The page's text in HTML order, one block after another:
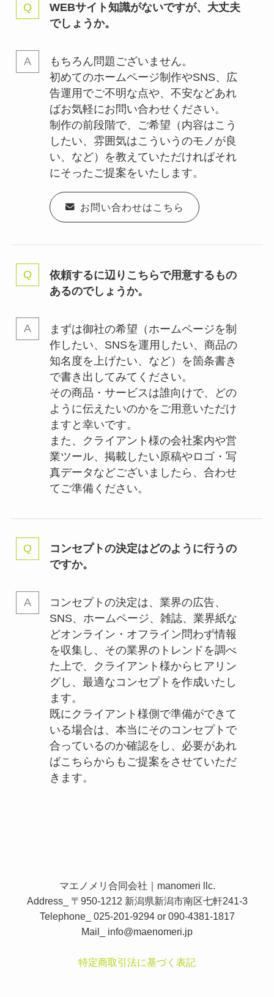
WEBサイト知識がないですが、大丈夫
でしょうか。
もちろん問題ございません。
初めてのホームページ制作やSNS、広
告運用でご不明な点や、不安などあれ
ばお気軽にお問い合わせください。
制作の前段階で、ご希望（内容はこう
したい、雰囲気はこういうのモノが良
い、など）を教えていただければそれ
にそったご提案をいたします。
お問い合わせはこちら
依頼するに辺りこちらで用意するもの
あるのでしょうか。
まずは御社の希望（ホームページを制
作したい、SNSを運用したい、商品の
知名度を上げたい、など）を箇条書き
で書き出してみてください。
その商品・サービスは誰向けで、どの
ように伝えたいのかをご用意いただけ
ますと幸いです。
また、クライアント様の会社案内や営
業ツール、掲載したい原稿やロゴ・写
真データなどございましたら、合わせ
てご準備ください。
コンセプトの決定はどのように行うの
ですか。
コンセプトの決定は、業界の広告、
SNS、ホームページ、雑誌、業界紙な
どオンライン・オフライン問わず情報
を収集し、その業界のトレンドを調べ
た上で、クライアント様からヒアリン
グし、最適なコンセプトを作成いたし
ます。
既にクライアント様側で準備ができて
いる場合は、本当にそのコンセプトで
合っているのか確認をし、必要があれ
ばこちらからもご提案をさせていただ
きます。
マエノメリ合同会社｜manomeri llc.
Address_ 〒950-1212 新潟県新潟市南区七軒241-3
Telephone_ 025-201-9294 or 090-4381-1817
Mail_ info@maenomeri.jp
特定商取引法に基づく表記